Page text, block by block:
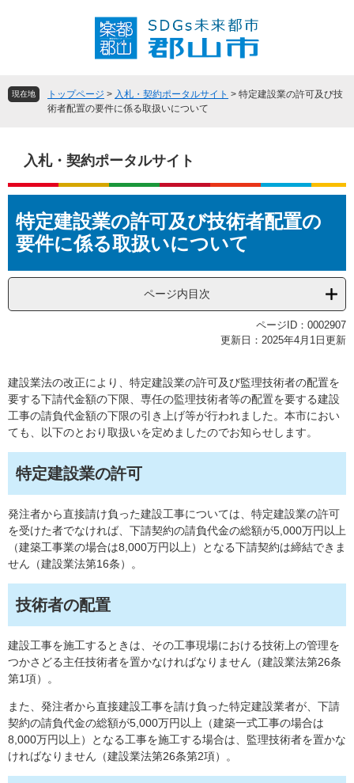
頭
飛
へ
現在地 トップページ > 入札・契約ポータルサイト > 特定建設業の許可及び技
術者配置の要件に係る取扱いについて
入札・契約ポータルサイト
文特定建設業の許可及び技術者配置の
要件に係る取扱いについて
ページ内目次
ページID：0002907
更新日：2025年4月1日更新
建設業法の改正により、特定建設業の許可及び監理技術者の配置を
要する下請代金額の下限、専任の監理技術者等の配置を要する建設
工事の請負代金額の下限の引き上げ等が行われました。本市におい
ても、以下のとおり取扱いを定めましたのでお知らせします。
特定建設業の許可
発注者から直接請け負った建設工事については、特定建設業の許可
を受けた者でなければ、下請契約の請負代金の総額が5,000万円以上
（建築工事業の場合は8,000万円以上）となる下請契約は締結できま
せん（建設業法第16条）​。​
技術者の配置
建設工事を施工するときは、その工事現場における技術上の管理を
つかさどる主任技術者を置かなければなりません（建設業法第26条
第1項）。
また、発注者から直接建設工事を請け負った特定建設業者が、下請
契約の請負代金の総額が5,000万円以上（建築一式工事の場合は
8,000万円以上）となる工事を施工する場合は、監理技術者を置かな
ければなりません（建設業法第26条第2項）​。​